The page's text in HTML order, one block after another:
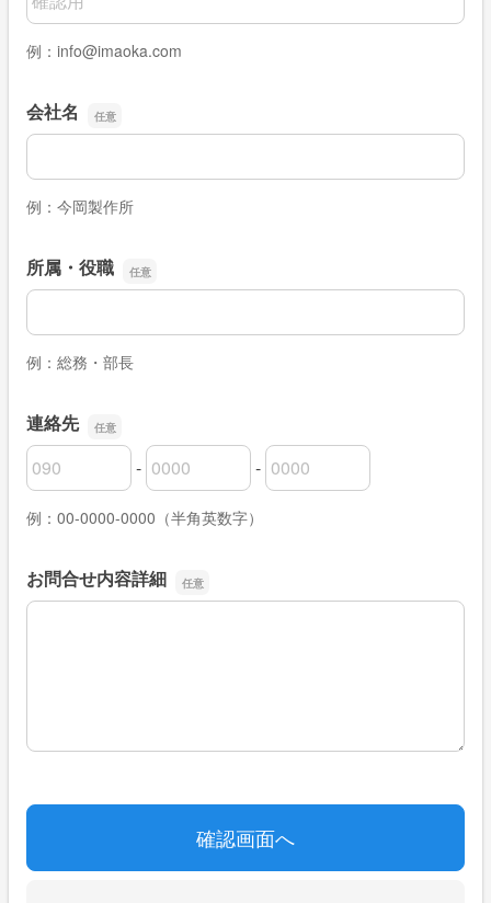
例：info@imaoka.com
会社名
会社名
例：今岡製作所
所属・役職
所属・役職
例：総務・部長
連絡先
連絡先の市外局番
-
連絡先の市内局番 -
連絡先の加入者番号
例：00-0000-0000（半角英数字）
お問合せ内容詳細
お問合せ内容詳細